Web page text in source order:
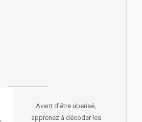
Avant d'être uberisé,
apprenez à décoder les